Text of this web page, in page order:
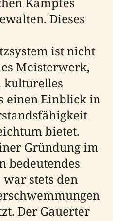
Dieses
ist nicht
Meisterwerk,
kulturelles
einen Einblick in
bietet.
Gründung im
bedeutendes
stets den
Der Gauerter